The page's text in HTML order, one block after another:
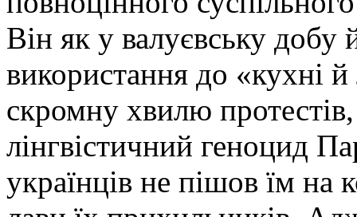
Він як у валуєвську добу
використання до «кухні
скромну хвилю
лінгвістичний геноцид
українців не пішов їм на